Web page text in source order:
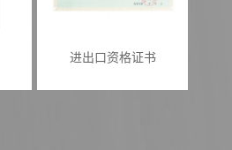
进出口资格证书